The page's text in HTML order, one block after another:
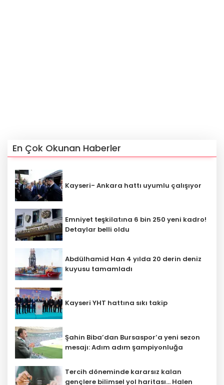
En Çok Okunan Haberler
Kayseri- Ankara hattı uyumlu çalışıyor
Emniyet teşkilatına 6 bin 250 yeni kadro!
Detaylar belli oldu
Abdülhamid Han 4 yılda 20 derin deniz
kuyusu tamamladı
Kayseri YHT hattına sıkı takip
Şahin Biba’dan Bursaspor’a yeni sezon
mesajı: Adım adım şampiyonluğa
Tercih döneminde kararsız kalan
gençlere bilimsel yol haritası... Halen